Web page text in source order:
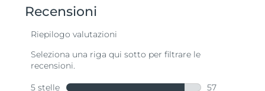
valore
valutazione
Read
Stesso